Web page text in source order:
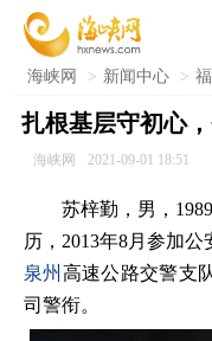
海峡网 > 新闻中心 >
扎根基层守初心
海峡网 2021-09-01 18:51
苏梓勤，男，
历，2013年8月参加
泉州 高速公路交警支
司警衔。